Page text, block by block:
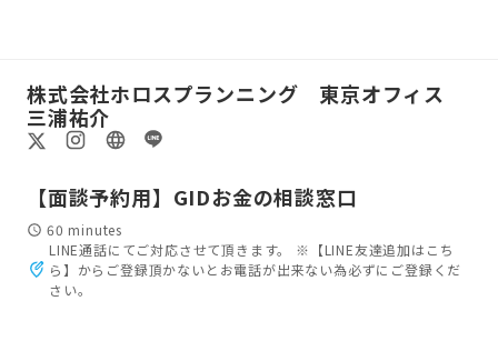
株式会社ホロスプランニング 東京オフィス
三浦祐介
【面談予約用】GIDお金の相談窓口
60 minutes
LINE通話にてご対応させて頂きます。 ※【LINE友達追加はこち
ら】からご登録頂かないとお電話が出来ない為必ずにご登録くだ
さい。